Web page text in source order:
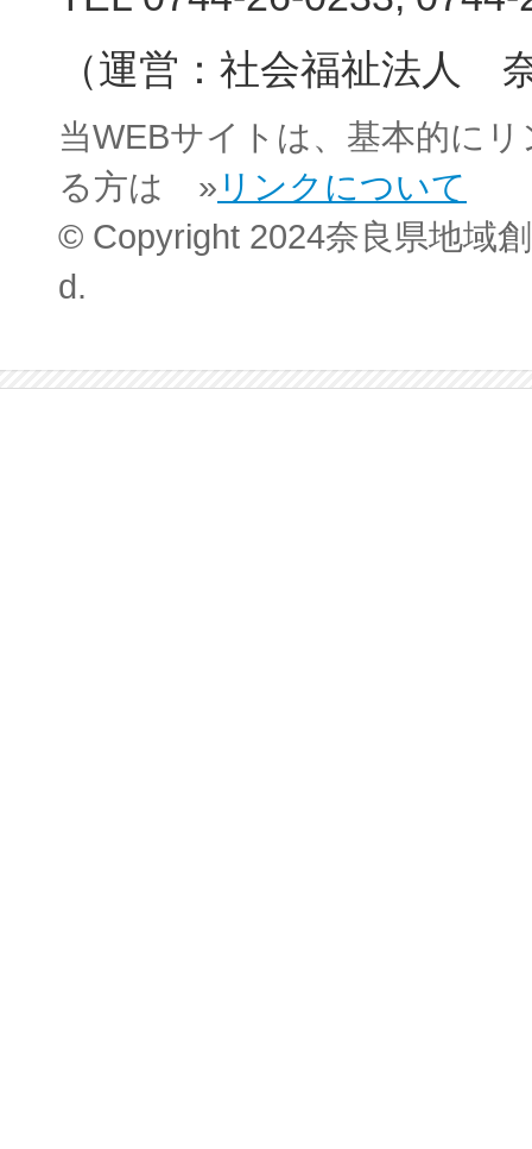
（運営：社会福祉法人
当WEBサイトは、基本的に
る方は » リンクについて
© Copyright 2024奈良県地域
d.